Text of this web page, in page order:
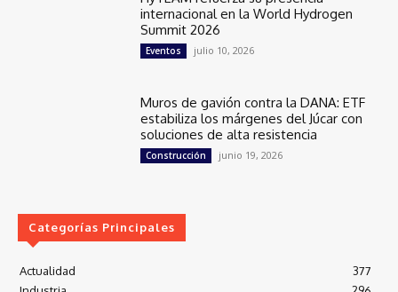
internacional en la World Hydrogen
Summit 2026
Eventos julio 10, 2026
Muros de gavión contra la DANA: ETF
estabiliza los márgenes del Júcar con
soluciones de alta resistencia
Construcción junio 19, 2026
Categorías Principales
Actualidad
377